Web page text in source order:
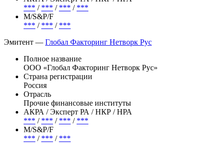
*** / *** / *** / ***
М/S&P/F
*** / *** / ***
Эмитент — Глобал Факторинг Нетворк Рус
Полное название
ООО «Глобал Факторинг Нетворк Рус»
Страна регистрации
Россия
Отрасль
Прочие финансовые институты
АКРА / Эксперт РА / НКР / НРА
*** / *** / *** / ***
М/S&P/F
*** / *** / ***